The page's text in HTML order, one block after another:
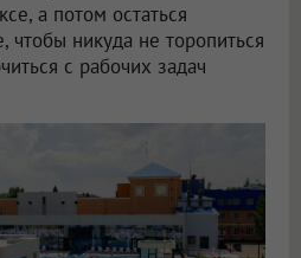
а потом остаться
никуда не торопиться
с рабочих задач